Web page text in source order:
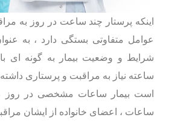
اینکه پرستار چند ساعت در روز به
عوامل متفاوتی بستگی دارد ، به
ساعته نیاز به مراقبت و پرستاری
است بیمار ساعات مشخصی در روز را
ساعات ، اعضای خانواده از ایشان